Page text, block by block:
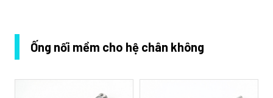
Ống nối mềm cho hệ chân không